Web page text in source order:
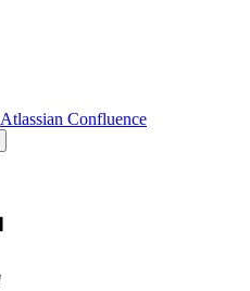
Atlassian Confluence